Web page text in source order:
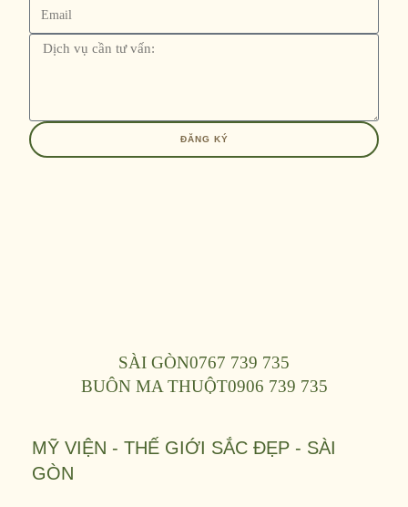
ĐĂNG KÝ
SÀI GÒN0767 739 735
BUÔN MA THUỘT0906 739 735
MỸ VIỆN - THẾ GIỚI SẮC ĐẸP - SÀI
GÒN